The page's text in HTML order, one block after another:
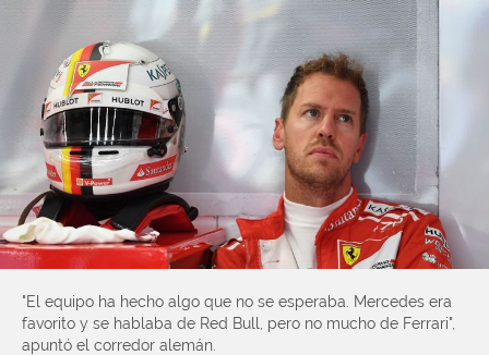
"El equipo ha hecho algo que no se esperaba. Mercedes era
favorito y se hablaba de Red Bull, pero no mucho de Ferrari",
apuntó el corredor alemán.